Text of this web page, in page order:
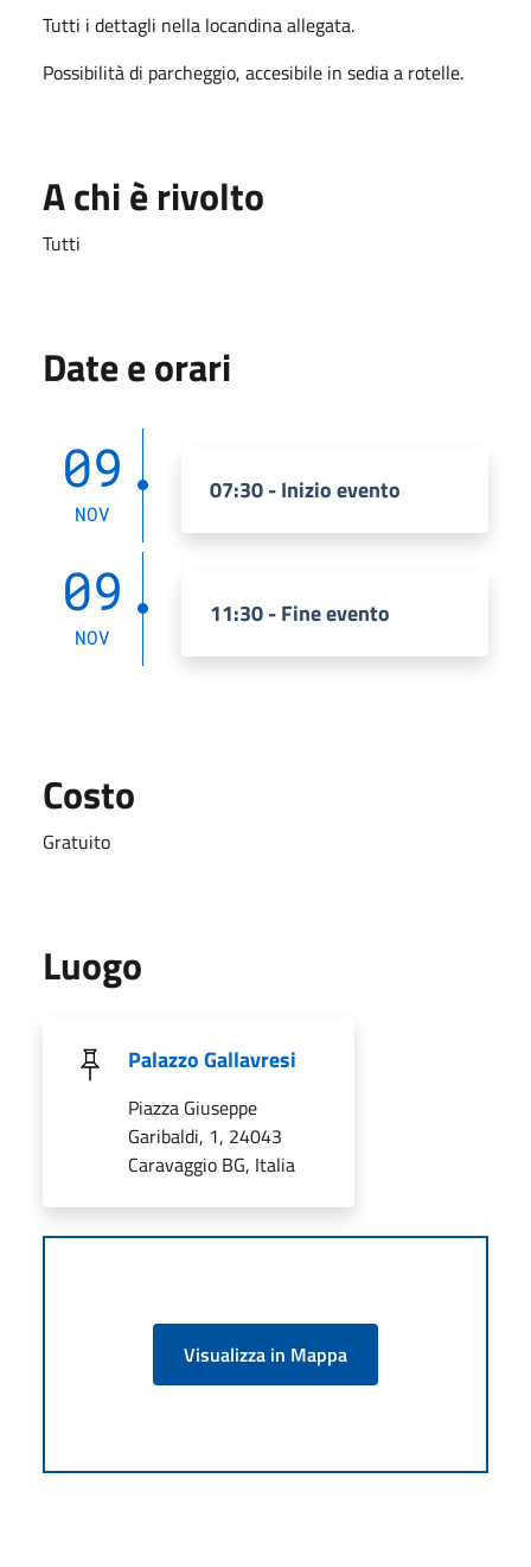
Tutti i dettagli nella locandina allegata.
Possibilità di parcheggio, accesibile in sedia a rotelle.
A chi è rivolto
Tutti
Date e orari
09
NOV
07:30 - Inizio evento
09
NOV
11:30 - Fine evento
Costo
Gratuito
Luogo
Palazzo Gallavresi
Piazza Giuseppe
Garibaldi, 1, 24043
Caravaggio BG, Italia
Visualizza in Mappa